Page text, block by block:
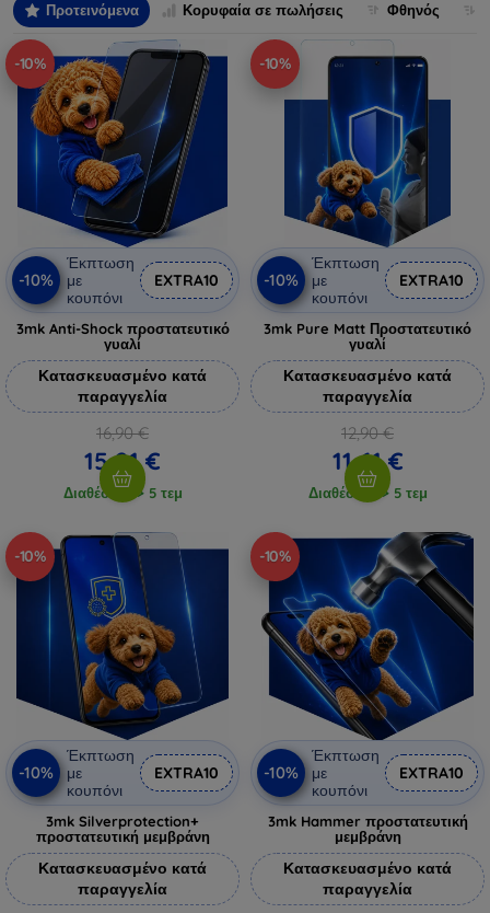
Προτεινόμενα Κορυφαία σε πωλήσεις Φθηνός
-10%
-10%
Έκπτωση
με
κουπόνι
EXTRA10
3mk Anti-Shock προστατευτικό
γυαλί
Κατασκευασμένο κατά
παραγγελία
16,90 €
15,21 €
Διαθέσιμο > 5 τεμ
-10%
-10%
Έκπτωση
με
κουπόνι
EXTRA10
3mk Pure Matt Προστατευτικό
γυαλί
Κατασκευασμένο κατά
παραγγελία
12,90 €
11,61 €
Διαθέσιμο > 5 τεμ
-10%
-10%
Έκπτωση
με
κουπόνι
EXTRA10
3mk Silverprotection+
προστατευτική μεμβράνη
Κατασκευασμένο κατά
παραγγελία
-10%
-10%
Έκπτωση
με
κουπόνι
EXTRA10
3mk Hammer προστατευτική
μεμβράνη
Κατασκευασμένο κατά
παραγγελία